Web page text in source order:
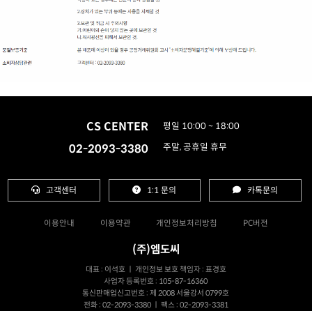
CS CENTER
02-2093-3380
평일 10:00 ~ 18:00
주말, 공휴일 휴무
고객센터 1:1 문의 카톡문의
이용안내 이용약관 개인정보처리방침 PC버전
(주)엠도씨
대표 : 이석호 ㅣ 개인정보 보호 책임자 : 표경호
사업자 등록번호 : 105-87-16360
통신판매업신고번호 : 제 2008 서울강서 0799호
전화 : 02-2093-3380 ㅣ 팩스 : 02-2093-3381